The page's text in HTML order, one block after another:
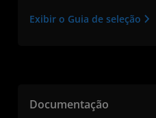
Exibir o Guia de seleção
Documentação